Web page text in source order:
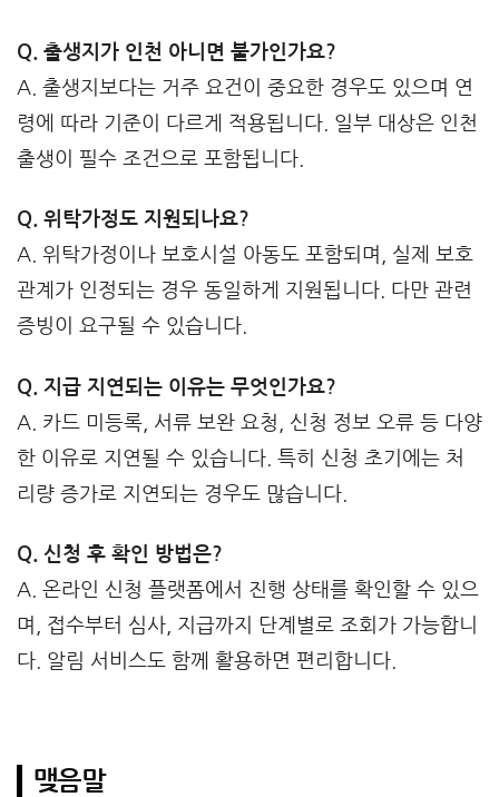
Q. 출생지가 인천 아니면 불가인가요?
A. 출생지보다는 거주 요건이 중요한 경우도 있으며 연
령에 따라 기준이 다르게 적용됩니다. 일부 대상은 인천
출생이 필수 조건으로 포함됩니다.
Q. 위탁가정도 지원되나요?
A. 위탁가정이나 보호시설 아동도 포함되며, 실제 보호
관계가 인정되는 경우 동일하게 지원됩니다. 다만 관련
증빙이 요구될 수 있습니다.
Q. 지급 지연되는 이유는 무엇인가요?
A. 카드 미등록, 서류 보완 요청, 신청 정보 오류 등 다양
한 이유로 지연될 수 있습니다. 특히 신청 초기에는 처
리량 증가로 지연되는 경우도 많습니다.
Q. 신청 후 확인 방법은?
A. 온라인 신청 플랫폼에서 진행 상태를 확인할 수 있으
며, 접수부터 심사, 지급까지 단계별로 조회가 가능합니
다. 알림 서비스도 함께 활용하면 편리합니다.
맺음말